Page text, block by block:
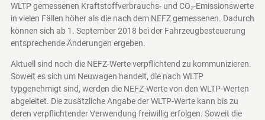
WLTP gemessenen Kraftstoffverbrauchs- und CO₂-Emissionswerte
in vielen Fällen höher als die nach dem NEFZ gemessenen. Dadurch
können sich ab 1. September 2018 bei der Fahrzeugbesteuerung
entsprechende Änderungen ergeben.
Aktuell sind noch die NEFZ-Werte verpflichtend zu kommunizieren.
Soweit es sich um Neuwagen handelt, die nach WLTP
typgenehmigt sind, werden die NEFZ-Werte von den WLTP-Werten
abgeleitet. Die zusätzliche Angabe der WLTP-Werte kann bis zu
deren verpflichtender Verwendung freiwillig erfolgen. Soweit die